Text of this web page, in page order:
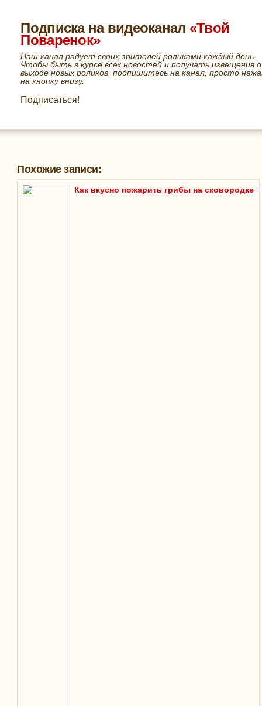
Подписка на видеоканал «Твой
Поваренок»
Наш канал радует своих зрителей роликами каждый день.
Чтобы быть в курсе всех новостей и получать извещения о
выходе новых роликов, подпишитесь на канал, просто
на кнопку внизу.
Подписаться!
Похожие записи:
Как вкусно пожарить грибы на сковородке